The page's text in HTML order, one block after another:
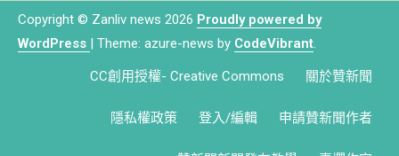
Copyright © Zanliv news 2026 Proudly powered by
WordPress | Theme: azure-news by CodeVibrant.
CC創用授權- Creative Commons 關於贊新聞
隱私權政策 登入/編輯 申請贊新聞作者